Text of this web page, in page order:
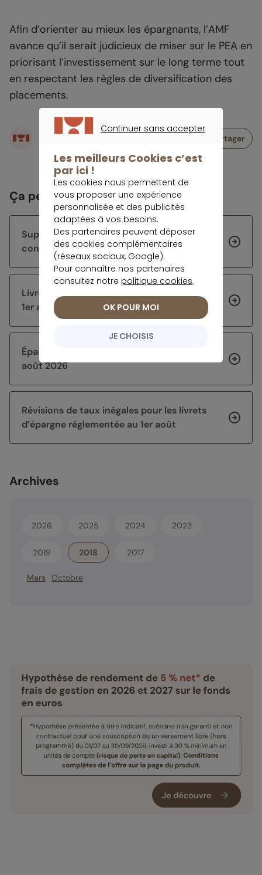
Afin d’orienter au mieux les épargnants, l’AMF
avance qu’il serait judicieux de miser sur le PEA en
priorisant l’investissement sur le long terme tout
en respectant les règles de diversification des
placements.
Écrit par
Partager
Ça peut vous intéresser
Super-livrets : jusqu’à 5% brut, sous
conditions
Livret Jeune : quels taux après la hausse au
1er août ?
Épargne sans risque : les taux en vigueur en
août 2026
Révisions de taux inégales pour les livrets
d’épargne réglementée au 1er août
Archives
2026 2025 2024 2023
2019 2018 2017
Mars Octobre
Continuer sans accepter
Les meilleurs Cookies c’est
par ici !
Les cookies nous permettent de
vous proposer une expérience
personnalisée et des publicités
adaptées à vos besoins.
Des partenaires peuvent déposer
des cookies complémentaires
(réseaux sociaux, Google).
Pour connaître nos partenaires
consultez notre politique cookies.
JE CHOISIS
OK POUR MOI